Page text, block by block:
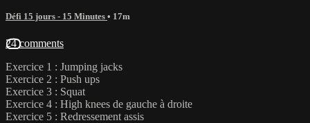
Défi 15 jours - 15 Minutes • 17m
24 comments
Exercice 1 : Jumping jacks
Exercice 2 : Push ups
Exercice 3 : Squat
Exercice 4 : High knees de gauche à droite
Exercice 5 : Redressement assis